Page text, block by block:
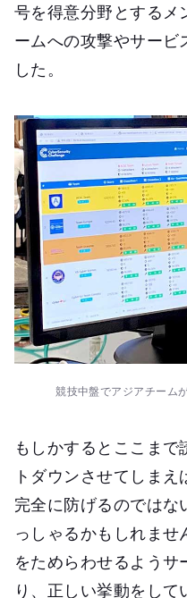
号を得意分野とするメ
ームへの攻撃やサービ
した。
競技中盤でアジアチーム
もしかするとここまで
トダウンさせてしま
完全に防げるのではな
っしゃるかもしれま
をためらわせるようサ
り、正しい挙動をして